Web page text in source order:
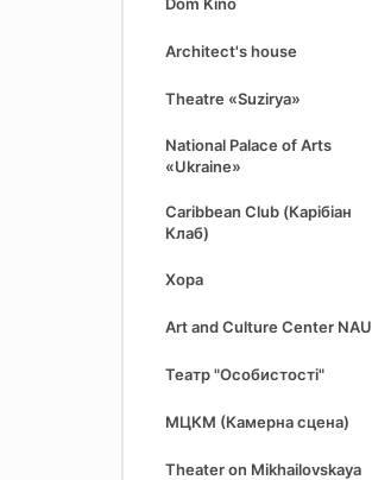
Architect's house
Theatre «Suzirya»
National Palace of Arts
«Ukraine»
Caribbean Club (Карібіан
Клаб)
Хора
Art and Culture Center NAU
Театр "Особистості"
МЦКМ (Камерна сцена)
Theater on Mikhailovskaya